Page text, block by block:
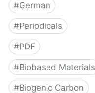
#German
#Periodicals
#PDF
#Biobased Materials
#Biogenic Carbon